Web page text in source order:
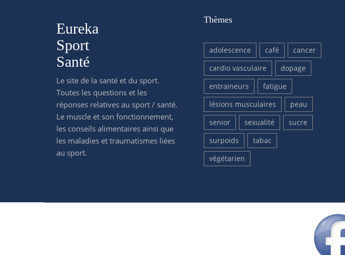
Eureka
Sport
Santé
Le site de la santé et du sport.
Toutes les questions et les
réponses relatives au sport / santé.
Le muscle et son fonctionnement,
les conseils alimentaires ainsi que
les maladies et traumatismes liées
au sport.
Thèmes
adolescence café
cancer
cardio vasculaire
dopage
entraineurs
fatigue
lésions musculaires
peau
senior
sexualité
sucre
surpoids
tabac
végétarien